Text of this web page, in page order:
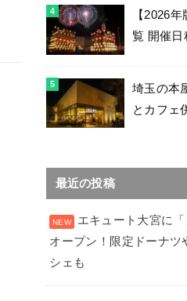
【2026
覧 開催日
埼玉の本
とカフェ
最近の投稿
エキュート大宮に
オープン！限定ドーナツ
シェも